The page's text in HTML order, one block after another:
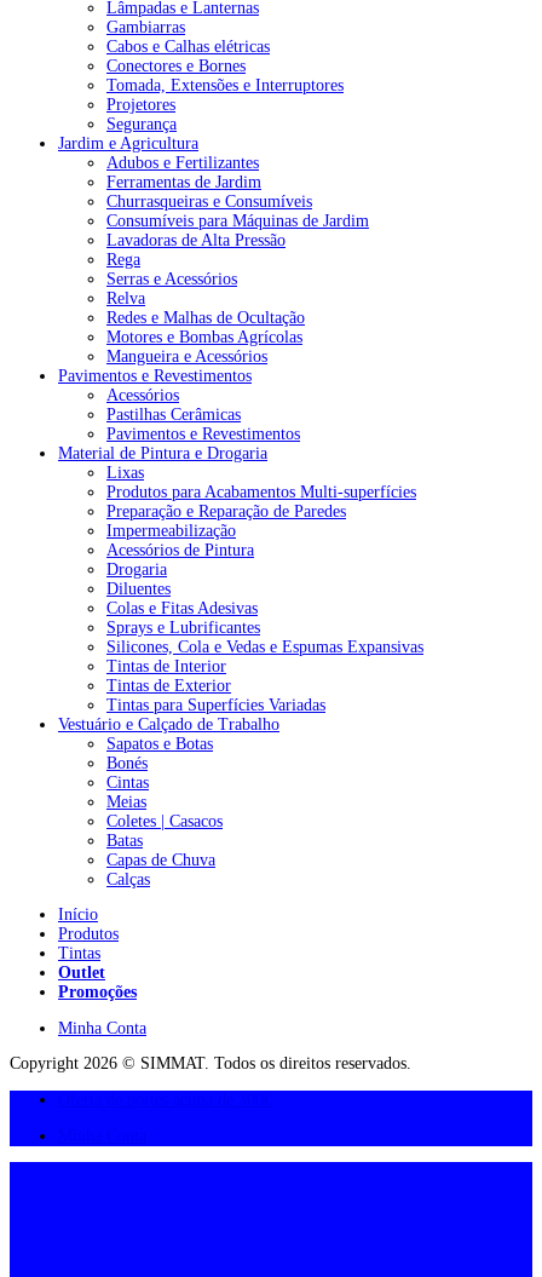
Lâmpadas e Lanternas
Gambiarras
Cabos e Calhas elétricas
Conectores e Bornes
Tomada, Extensões e Interruptores
Projetores
Segurança
Jardim e Agricultura
Adubos e Fertilizantes
Ferramentas de Jardim
Churrasqueiras e Consumíveis
Consumíveis para Máquinas de Jardim
Lavadoras de Alta Pressão
Rega
Serras e Acessórios
Relva
Redes e Malhas de Ocultação
Motores e Bombas Agrícolas
Mangueira e Acessórios
Pavimentos e Revestimentos
Acessórios
Pastilhas Cerâmicas
Pavimentos e Revestimentos
Material de Pintura e Drogaria
Lixas
Produtos para Acabamentos Multi-superfícies
Preparação e Reparação de Paredes
Impermeabilização
Acessórios de Pintura
Drogaria
Diluentes
Colas e Fitas Adesivas
Sprays e Lubrificantes
Silicones, Cola e Vedas e Espumas Expansivas
Tintas de Interior
Tintas de Exterior
Tintas para Superfícies Variadas
Vestuário e Calçado de Trabalho
Sapatos e Botas
Bonés
Cintas
Meias
Coletes | Casacos
Batas
Capas de Chuva
Calças
Início
Produtos
Tintas
Outlet
Promoções
Minha Conta
Copyright 2026 © SIMMAT. Todos os direitos reservados.